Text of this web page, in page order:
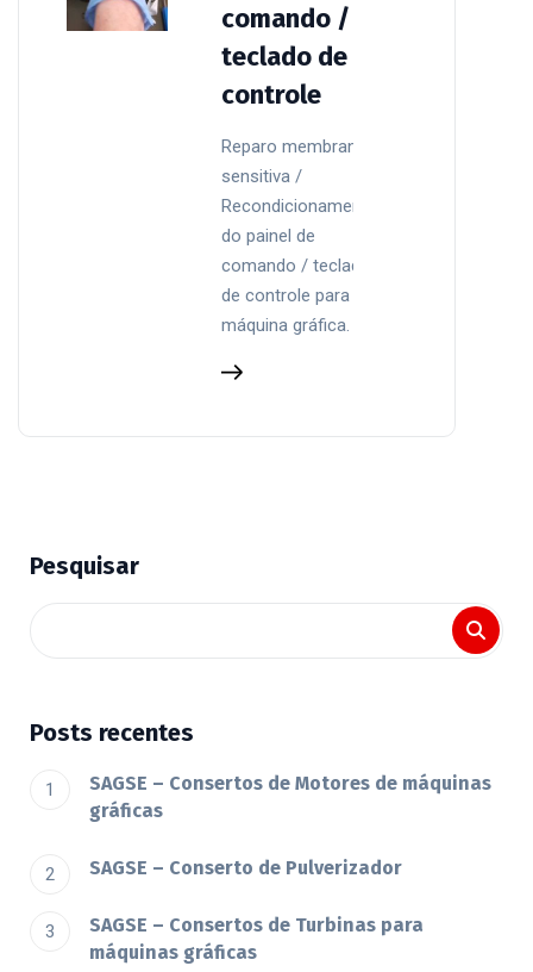
comando /
teclado de
controle
Reparo membrana
sensitiva /
Recondicionamento
do painel de
comando / teclado
de controle para
máquina gráfica.
Pesquisar
Posts recentes
SAGSE – Consertos de Motores de máquinas
gráficas
SAGSE – Conserto de Pulverizador
SAGSE – Consertos de Turbinas para
máquinas gráficas